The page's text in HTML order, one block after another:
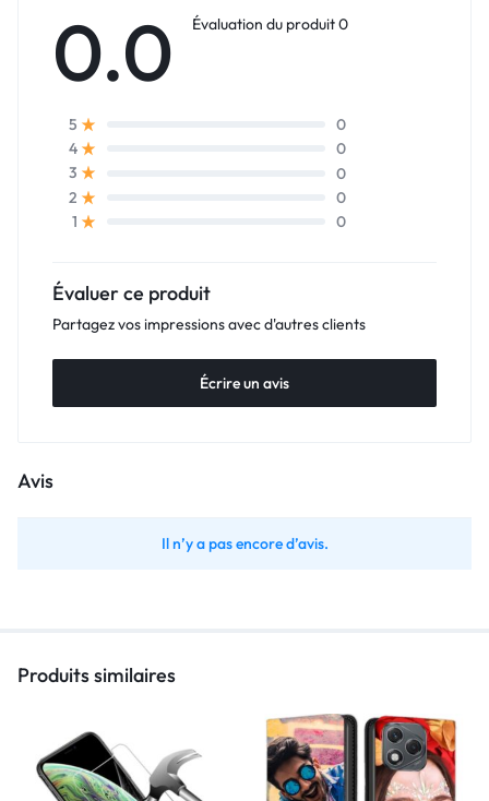
0.0 Évaluation du produit 0
5
0
4
0
3
0
2
0
1
0
Évaluer ce produit
Partagez vos impressions avec d'autres clients
Écrire un avis
Avis
Il n’y a pas encore d’avis.
Produits similaires